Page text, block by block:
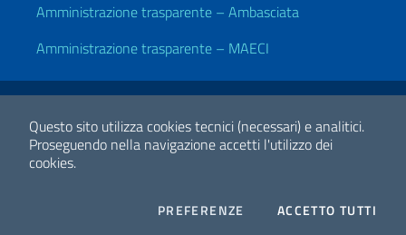
Questo sito utilizza cookies tecnici (necessari) e analitici.
Proseguendo nella navigazione accetti l'utilizzo dei
cookies.
PREFERENZE COOKIESACCETTO TUTTI
Amministrazione trasparente – Ambasciata
Amministrazione trasparente – MAECI
Link Utili